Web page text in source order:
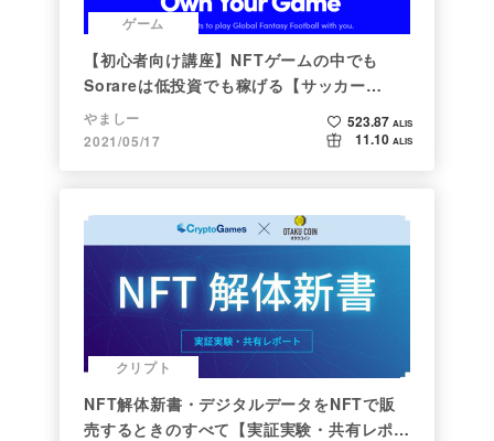
ゲーム
【初心者向け講座】NFTゲームの中でも
Sorareは低投資でも稼げる【サッカー
×NFT×BCG】
やましー
2021/05/17
523.87 ALIS
11.10 ALIS
クリプト
NFT解体新書・デジタルデータをNFTで販
売するときのすべて【実証実験・共有レポー